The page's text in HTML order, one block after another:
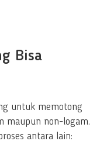
Bisa
untuk memotong
maupun non-logam.
antara lain: